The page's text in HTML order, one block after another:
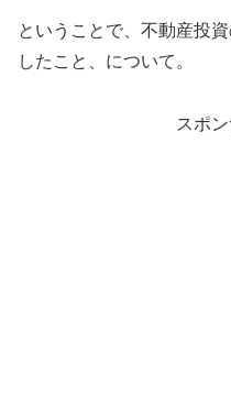
ということで、不動産投
したこと、について。
スポ